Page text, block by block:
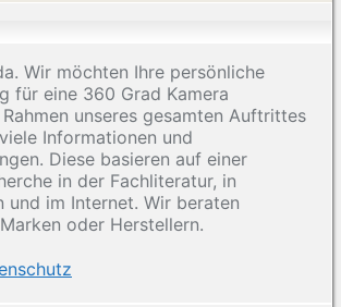
Wir möchten Ihre persönliche
für eine 360 Grad Kamera
unseres gesamten Auftrittes
Informationen und
Diese basieren auf einer
in der Fachliteratur, in
und im Internet. Wir beraten
oder Herstellern.